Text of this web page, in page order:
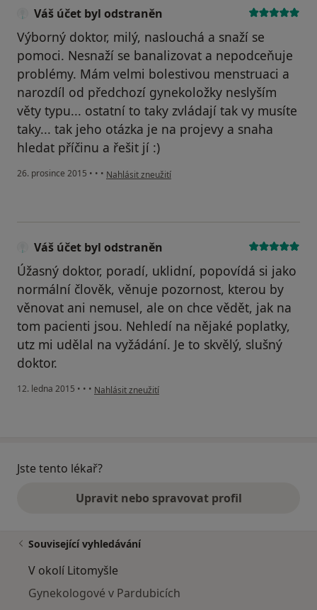
Váš účet byl odstraněn
Výborný doktor, milý, naslouchá a snaží se
pomoci. Nesnaží se banalizovat a nepodceňuje
problémy. Mám velmi bolestivou menstruaci a
narozdíl od předchozí gynekoložky neslyším
věty typu... ostatní to taky zvládají tak vy musíte
taky... tak jeho otázka je na projevy a snaha
hledat příčinu a řešit jí :)
26. prosince 2015 • • • podle názoru uživatele Váš účet byl odstraněn
Nahlásit zneužití
Váš účet byl odstraněn
Úžasný doktor, poradí, uklidní, popovídá si jako
normální člověk, věnuje pozornost, kterou by
věnovat ani nemusel, ale on chce vědět, jak na
tom pacienti jsou. Nehledí na nějaké poplatky,
utz mi udělal na vyžádání. Je to skvělý, slušný
doktor.
12. ledna 2015 • • • podle názoru uživatele Váš účet byl odstraněn
Nahlásit zneužití
Jste tento lékař?
Upravit nebo spravovat profil
Související vyhledávání
V okolí Litomyšle
Gynekologové v Pardubicích